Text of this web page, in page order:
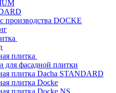
производства DOCKE
плитка
для фасадной плитки
плитка Dacha STANDARD
плитка Docke
плитка Docke NS